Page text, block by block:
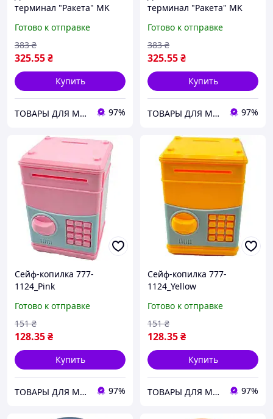
терминал "Ракета" MK
животных ключ Желтый
Готово к отправке
325.55₴
383 ₴
Купить
ТОВАРЫ ДЛЯ МАМ И ДЕТЕЙ 97%
терминал "Ракета" MK
животных ключ
Бирюзовый
Готово к отправке
325.55₴
383 ₴
Купить
ТОВАРЫ ДЛЯ МАМ И ДЕТЕЙ 97%
Сейф-копилка 777-
1124_Pink
Готово к отправке
128.35₴
151 ₴
Купить
ТОВАРЫ ДЛЯ МАМ И ДЕТЕЙ 97%
Сейф-копилка 777-
1124_Yellow
Готово к отправке
128.35₴
151 ₴
Купить
ТОВАРЫ ДЛЯ МАМ И ДЕТЕЙ 97%